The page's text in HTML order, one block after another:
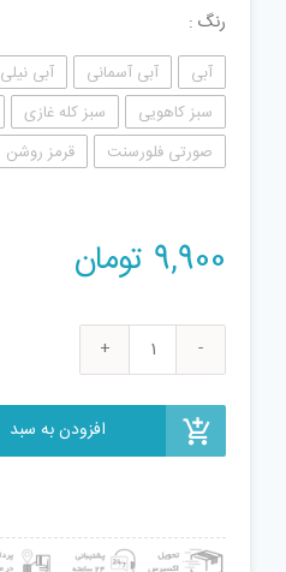
رنگ
آبی آبی آسمانی آبی نیلی
سبز کاهویی
سبز کله غازی
صورتی فلورسنت
قرمز روشن
9,900 تومان
ژل
افزودن به سبد